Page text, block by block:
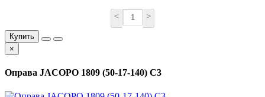
< >
Купить
×
Оправа JACOPO 1809 (50-17-140) C3